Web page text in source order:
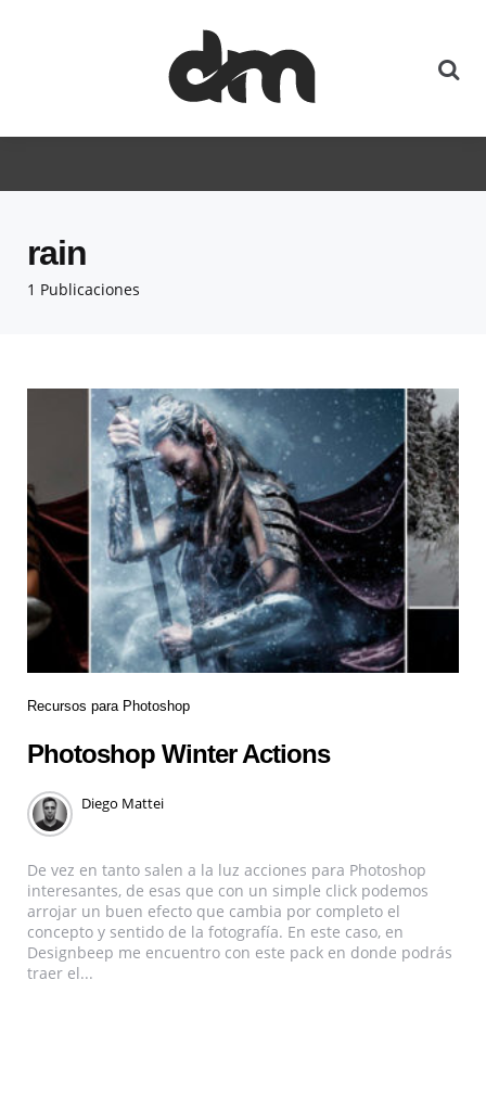
1 Publicaciones
rain
Recursos para Photoshop
Photoshop Winter Actions
Diego Mattei
De vez en tanto salen a la luz acciones para Photoshop
interesantes, de esas que con un simple click podemos
arrojar un buen efecto que cambia por completo el
concepto y sentido de la fotografía. En este caso, en
Designbeep me encuentro con este pack en donde podrás
traer el...